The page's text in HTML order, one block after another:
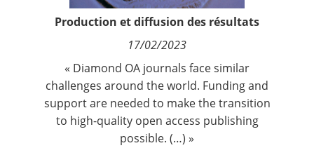
Production et diffusion des résultats
17/02/2023
« Diamond OA journals face similar
challenges around the world. Funding and
support are needed to make the transition
to high-quality open access publishing
possible. (…) »